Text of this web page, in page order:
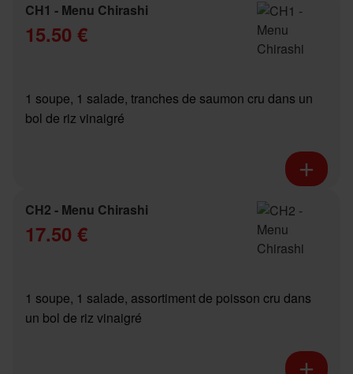
CH1 - Menu Chirashi
15.50 €
1 soupe, 1 salade, tranches de saumon cru dans un
bol de riz vinaigré
CH2 - Menu Chirashi
17.50 €
1 soupe, 1 salade, assortiment de poisson cru dans
un bol de riz vinaigré